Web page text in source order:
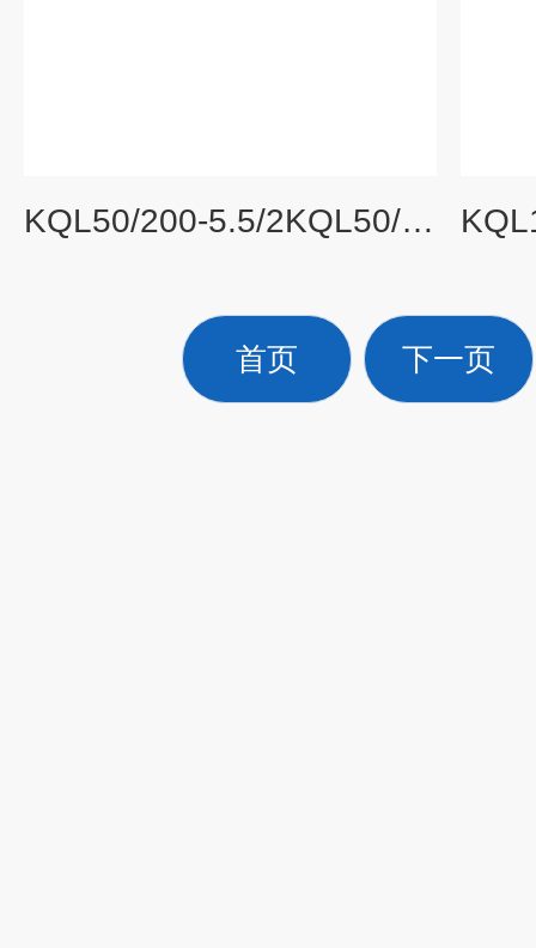
KQL50/200-5.5/2KQL50/200-5.5/2立式管道循环泵
首页 下一页